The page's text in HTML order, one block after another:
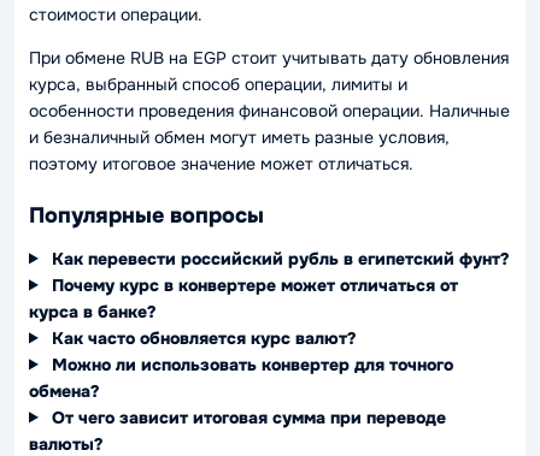
стоимости операции.
При обмене RUB на EGP стоит учитывать дату обновления
курса, выбранный способ операции, лимиты и
особенности проведения финансовой операции. Наличные
и безналичный обмен могут иметь разные условия,
поэтому итоговое значение может отличаться.
Популярные вопросы
Как перевести российский рубль в египетский фунт?
Почему курс в конвертере может отличаться от
курса в банке?
Как часто обновляется курс валют?
Можно ли использовать конвертер для точного
обмена?
От чего зависит итоговая сумма при переводе
валюты?